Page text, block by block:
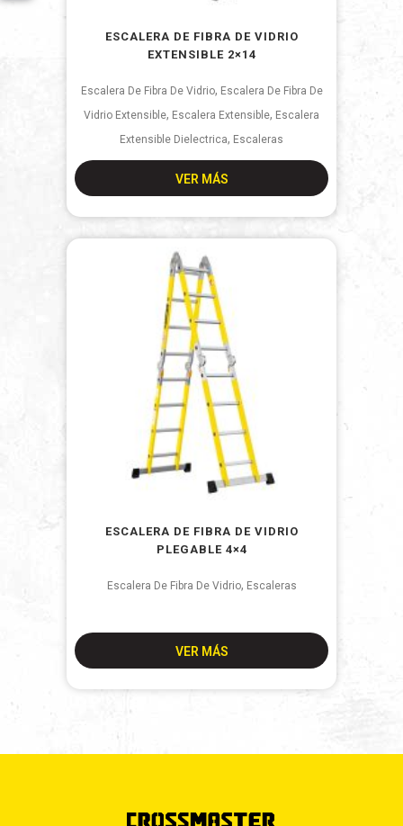
ESCALERA DE FIBRA DE VIDRIO
EXTENSIBLE 2×14
Escalera De Fibra De Vidrio, Escalera De Fibra De
Vidrio Extensible, Escalera Extensible, Escalera
Extensible Dielectrica, Escaleras
VER MÁS
ESCALERA DE FIBRA DE VIDRIO
PLEGABLE 4×4
Escalera De Fibra De Vidrio, Escaleras
VER MÁS